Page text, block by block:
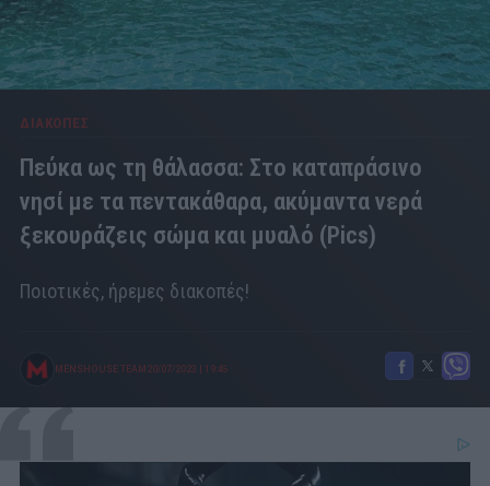
ΔΙΑΚΟΠΕΣ
Πεύκα ως τη θάλασσα: Στο καταπράσινο
νησί με τα πεντακάθαρα, ακύμαντα νερά
ξεκουράζεις σώμα και μυαλό (Pics)
Ποιοτικές, ήρεμες διακοπές!
MENSHOUSE TEAM 20/07/2023 19:45